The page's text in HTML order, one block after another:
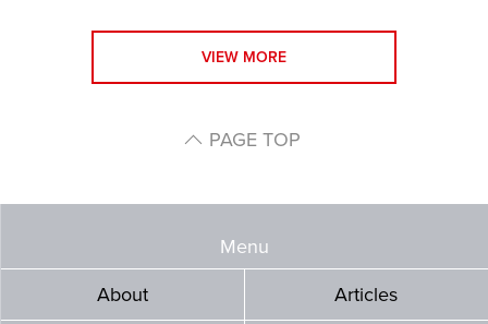
VIEW MORE
PAGE TOP
Menu
About
Articles